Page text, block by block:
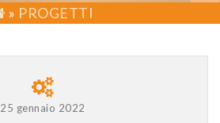
» PROGETTI
25 gennaio 2022